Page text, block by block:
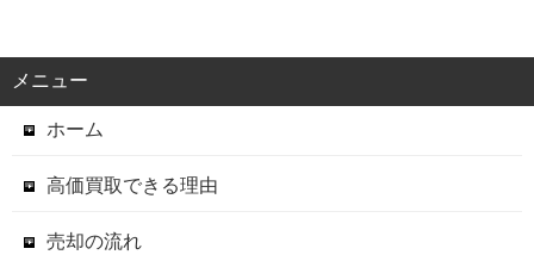
メニュー
ホーム
高価買取できる理由
売却の流れ